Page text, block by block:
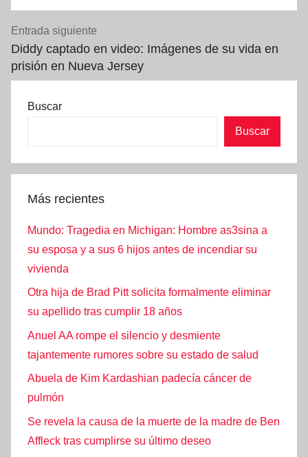
Entrada siguiente
Diddy captado en video: Imágenes de su vida en
prisión en Nueva Jersey
Buscar
Buscar
Más recientes
Mundo: Tragedia en Michigan: Hombre as3sina a
su esposa y a sus 6 hijos antes de incendiar su
vivienda
Otra hija de Brad Pitt solicita formalmente eliminar
su apellido tras cumplir 18 años
Anuel AA rompe el silencio y desmiente
tajantemente rumores sobre su estado de salud
Abuela de Kim Kardashian padecía cáncer de
pulmón
Se revela la causa de la muerte de la madre de Ben
Affleck tras cumplirse su último deseo